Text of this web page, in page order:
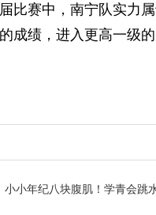
比赛中，南宁队实力
成绩，进入更高一级
小小年纪八块腹肌！学青会